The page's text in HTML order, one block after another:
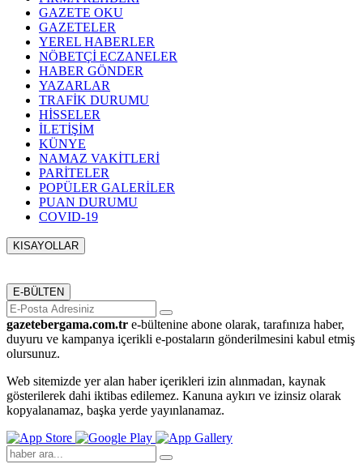
GAZETE OKU
GAZETELER
YEREL HABERLER
NÖBETÇİ ECZANELER
HABER GÖNDER
YAZARLAR
TRAFİK DURUMU
HİSSELER
İLETİŞİM
KÜNYE
NAMAZ VAKİTLERİ
PARİTELER
POPÜLER GALERİLER
PUAN DURUMU
COVID-19
KISAYOLLAR
E-BÜLTEN
gazetebergama.com.tr e-bültenine abone olarak, tarafınıza haber,
duyuru ve kampanya içerikli e-postaların gönderilmesini kabul etmiş
olursunuz.
Web sitemizde yer alan haber içerikleri izin alınmadan, kaynak
gösterilerek dahi iktibas edilemez. Kanuna aykırı ve izinsiz olarak
kopyalanamaz, başka yerde yayınlanamaz.